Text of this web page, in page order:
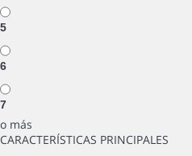
5
6
7
o más
CARACTERÍSTICAS PRINCIPALES